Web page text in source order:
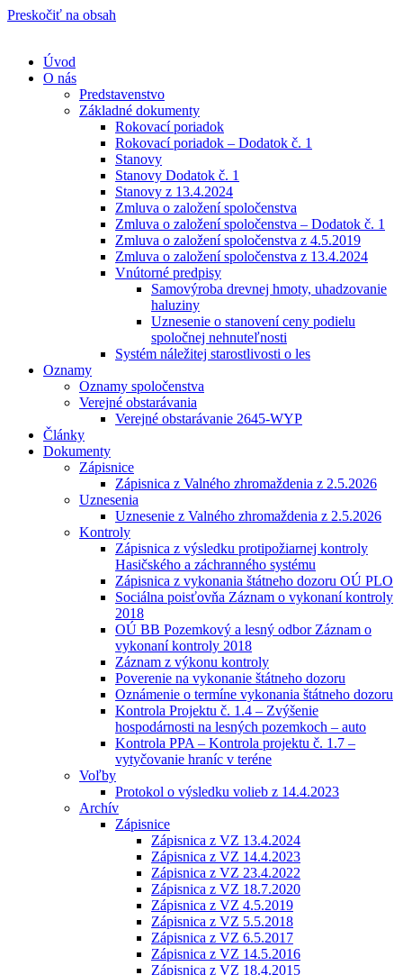
Preskočiť na obsah
Úvod
O nás
Predstavenstvo
Základné dokumenty
Rokovací poriadok
Rokovací poriadok – Dodatok č. 1
Stanovy
Stanovy Dodatok č. 1
Stanovy z 13.4.2024
Zmluva o založení spoločenstva
Zmluva o založení spoločenstva – Dodatok č. 1
Zmluva o založení spoločenstva z 4.5.2019
Zmluva o založení spoločenstva z 13.4.2024
Vnútorné predpisy
Samovýroba drevnej hmoty, uhadzovanie
haluziny
Uznesenie o stanovení ceny podielu
spoločnej nehnuteľnosti
Systém náležitej starostlivosti o les
Oznamy
Oznamy spoločenstva
Verejné obstarávania
Verejné obstarávanie 2645-WYP
Články
Dokumenty
Zápisnice
Zápisnica z Valného zhromaždenia z 2.5.2026
Uznesenia
Uznesenie z Valného zhromaždenia z 2.5.2026
Kontroly
Zápisnica z výsledku protipožiarnej kontroly
Hasičského a záchranného systému
Zápisnica z vykonania štátneho dozoru OÚ PLO
Sociálna poisťovňa Záznam o vykonaní kontroly
2018
OÚ BB Pozemkový a lesný odbor Záznam o
vykonaní kontroly 2018
Záznam z výkonu kontroly
Poverenie na vykonanie štátneho dozoru
Oznámenie o termíne vykonania štátneho dozoru
Kontrola Projektu č. 1.4 – Zvýšenie
hospodárnosti na lesných pozemkoch – auto
Kontrola PPA – Kontrola projektu č. 1.7 –
vytyčovanie hraníc v teréne
Voľby
Protokol o výsledku volieb z 14.4.2023
Archív
Zápisnice
Zápisnica z VZ 13.4.2024
Zápisnica z VZ 14.4.2023
Zápisnica z VZ 23.4.2022
Zápisnica z VZ 18.7.2020
Zápisnica z VZ 4.5.2019
Zápisnica z VZ 5.5.2018
Zápisnica z VZ 6.5.2017
Zápisnica z VZ 14.5.2016
Zápisnica z VZ 18.4.2015